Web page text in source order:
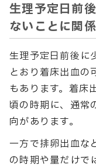
生理予定日前
ないことに関
生理予定日前後に
とおり着床出血の
もあります。着床
頃の時期に、通常
向があります。
一方で排卵出血な
の時期や量だけで